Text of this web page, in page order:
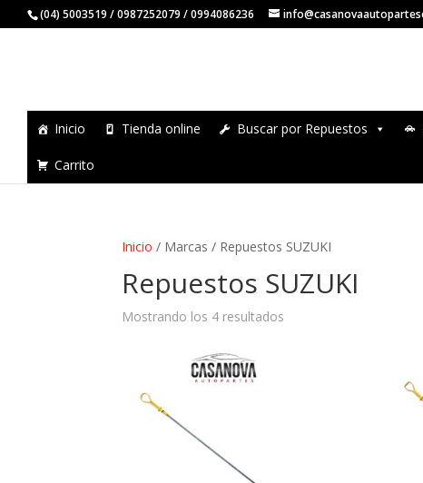
(04) 5003519 / 0987252079 / 0994086236
Inicio Tienda online Buscar por Repuestos
Carrito
Inicio / Marcas / Repuestos SUZUKI
Repuestos SUZUKI
Mostrando los 4 resultados